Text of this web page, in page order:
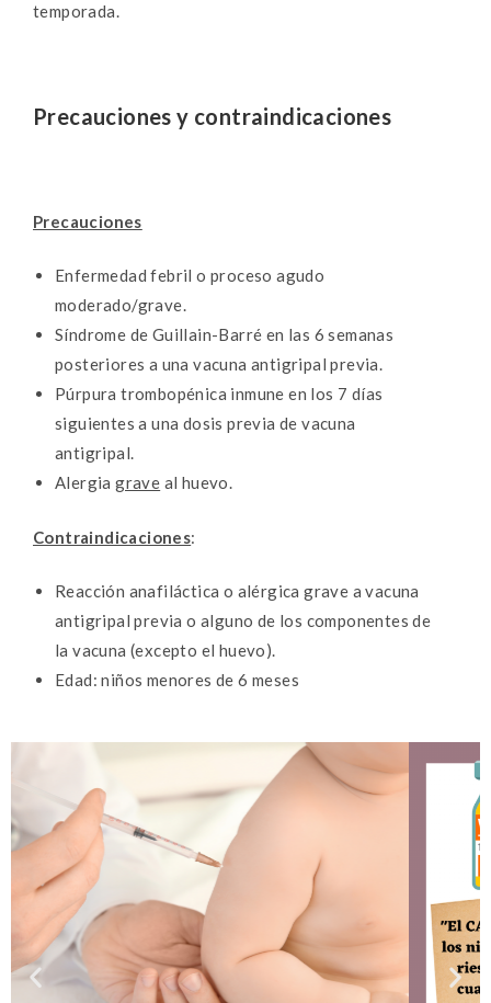
temporada.
Precauciones y contraindicaciones
Precauciones
Enfermedad febril o proceso agudo
moderado/grave.
Síndrome de Guillain-Barré en las 6 semanas
posteriores a una vacuna antigripal previa.
Púrpura trombopénica inmune en los 7 días
siguientes a una dosis previa de vacuna
antigripal.
Alergiagrave al huevo.
Contraindicaciones:
Reacción anafiláctica o alérgica grave a vacuna
antigripal previa o alguno de los componentes de
la vacuna (excepto el huevo).
Edad: niños menores de 6 meses